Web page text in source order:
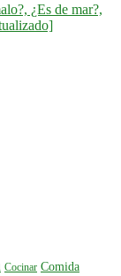
¿Es de mar?,
Cocinar Comida